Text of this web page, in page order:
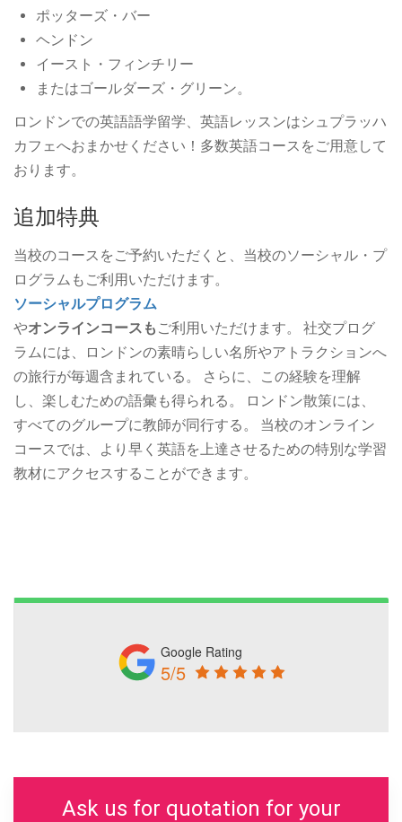
ポッターズ・バー
ヘンドン
イースト・フィンチリー
またはゴールダーズ・グリーン。
ロンドンでの英語語学留学、英語レッスンはシュプラッハ
カフェへおまかせください！多数英語コースをご用意して
おります。
追加特典
当校のコースをご予約いただくと、当校のソーシャル・プ
ログラムもご利用いただけます。
ソーシャルプログラム
やオンラインコースも ご利用いただけます。 社交プログ
ラムには、ロンドンの素晴らしい名所やアトラクションへ
の旅行が毎週含まれている。 さらに、この経験を理解
し、楽しむための語彙も得られる。 ロンドン散策には、
すべてのグループに教師が同行する。 当校のオンライン
コースでは、より早く英語を上達させるための特別な学習
教材にアクセスすることができます。
Google Rating
5/5
Ask us for quotation for your